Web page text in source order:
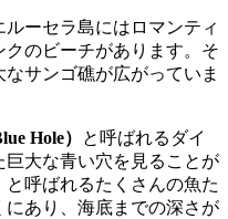
ーセラ島にはロマンティ
のビーチがあります。そ
サンゴ礁が広がっていま
Hole）
と呼ばれるダイ
巨大な青い穴を見ることが
呼ばれるたくさんの魚た
あり、海底までの深さが